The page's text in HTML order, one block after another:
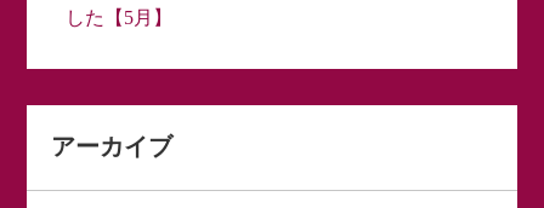
した【5月】
アーカイブ